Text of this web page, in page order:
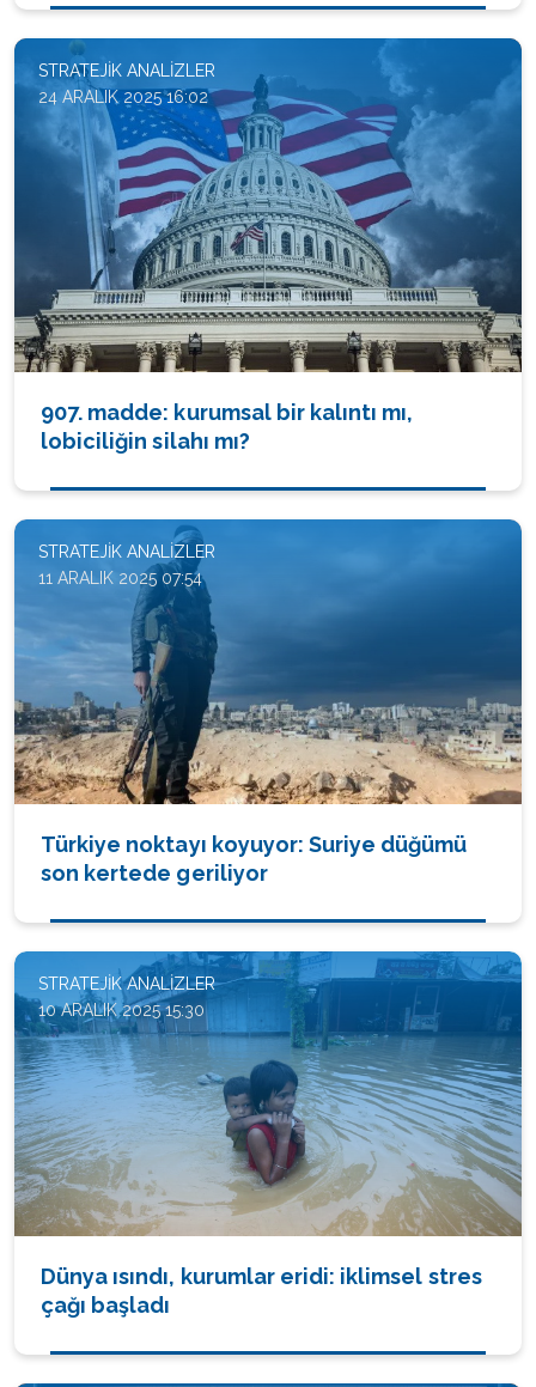
STRATEJIK ANALIZLER
24 ARALIK 2025 16:02
907. madde: kurumsal bir kalıntı mı,
lobiciliğin silahı mı?
STRATEJIK ANALIZLER
11 ARALIK 2025 07:54
Türkiye noktayı koyuyor: Suriye düğümü
son kertede geriliyor
STRATEJIK ANALIZLER
10 ARALIK 2025 15:30
Dünya ısındı, kurumlar eridi: iklimsel stres
çağı başladı